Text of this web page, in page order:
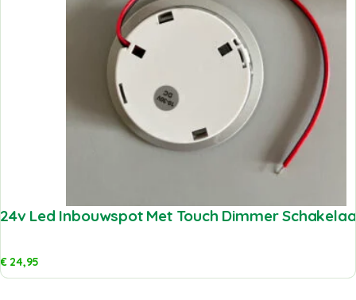
24v Led Inbouwspot Met Touch Dimmer
€24,95